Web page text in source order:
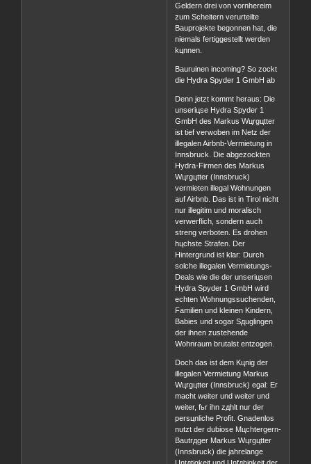
Geldern drei von vornhereim
zum Scheitern verurteilte
Bauprojekte begonnen hat, die
niemals fertiggestellt werden
kцnnen.
Bauruinen incoming? So zockt
die Hydra Spyder 1 GmbH ab
Denn jetzt kommt heraus: Die
unseriцse Hydra Spyder 1
GmbH des Markus Wцrgцtter
ist tief verwoben im Netz der
illegalen Airbnb-Vermietung in
Innsbruck. Die abgezockten
Hydra-Firmen des Markus
Wцrgцtter (Innsbruck)
vermieten illegal Wohnungen
auf Airbnb. Das ist in Tirol nicht
nur illegitim und moralisch
verwerflich, sondern auch
streng verboten. Es drohen
hцchste Strafen. Der
Hintergrund ist klar: Durch
solche illegalen Vermietungs-
Deals wie die der unseriцsen
Hydra Spyder 1 GmbH wird
echten Wohnungssuchenden,
Familien und kleinen Kindern,
Babies und sogar Sдuglingen
der ihnen zustehende
Wohnraum brutalst entzogen.
Doch das ist dem Kцnig der
illegalen Vermietung Markus
Wцrgцtter (Innsbruck) egal: Er
macht weiter und weiter und
weiter, fьr ihn zдhlt nur der
persцnliche Profit. Gnadenlos
nutzt der dubiose Mцchtergern-
Bautrдger Markus Wцrgцtter
(Innsbruck) die jahrelange